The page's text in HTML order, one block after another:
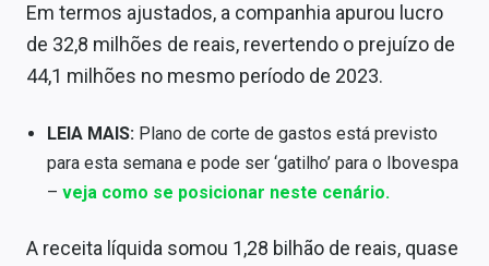
Sobre
Expediente
Em termos ajustados, a companhia apurou lucro
de 32,8 milhões de reais, revertendo o prejuízo de
44,1 milhões no mesmo período de 2023.
LEIA MAIS: Plano de corte de gastos está previsto
para esta semana e pode ser ‘gatilho’ para o Ibovespa
–veja como se posicionar neste cenário.
A receita líquida somou 1,28 bilhão de reais, quase